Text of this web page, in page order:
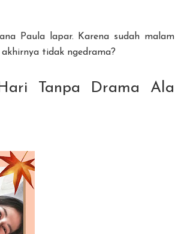
Paula lapar. Karena sudah malam
tidak ngedrama?
Tanpa Drama Ala